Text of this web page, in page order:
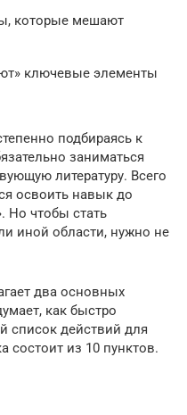
которые мешают
ключевые элементы
подбираясь к
заниматься
литературу. Всего
освоить навык до
Но чтобы стать
иной области, нужно не
два основных
как быстро
список действий для
состоит из 10 пунктов.